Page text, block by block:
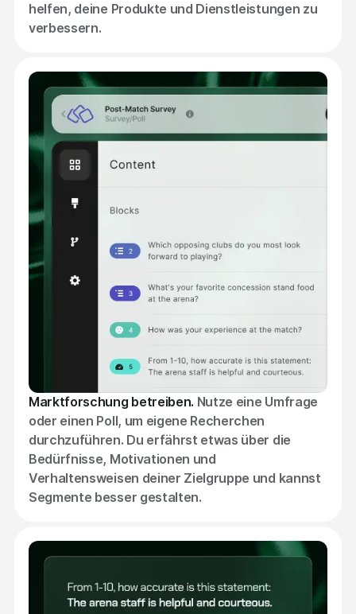
helfen, deine Produkte und Dienstleistungen zu
verbessern.
Marktforschung betreiben. Nutze eine Umfrage
oder einen Poll, um eigene Recherchen
durchzuführen. Du erfährst etwas über die
Bedürfnisse, Motivationen und
Verhaltensweisen deiner Zielgruppe und kannst
Segmente besser gestalten.